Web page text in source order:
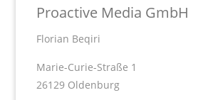
Proactive Media GmbH
Florian Beqiri
Marie-Curie-Straße 1
26129 Oldenburg